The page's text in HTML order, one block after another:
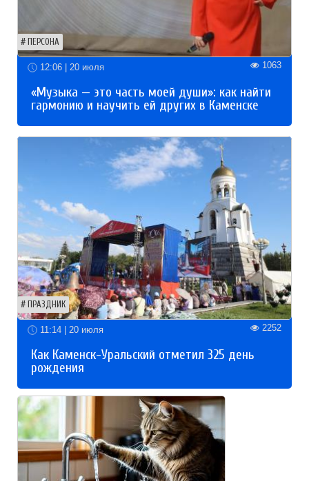
ПЕРСОНА
12:06 | 20 июля 1063
«Музыка — это часть моей души»: как найти
гармонию и научить ей других в Каменске
ПРАЗДНИК
11:14 | 20 июля 2252
Как Каменск-Уральский отметил 325 день
рождения